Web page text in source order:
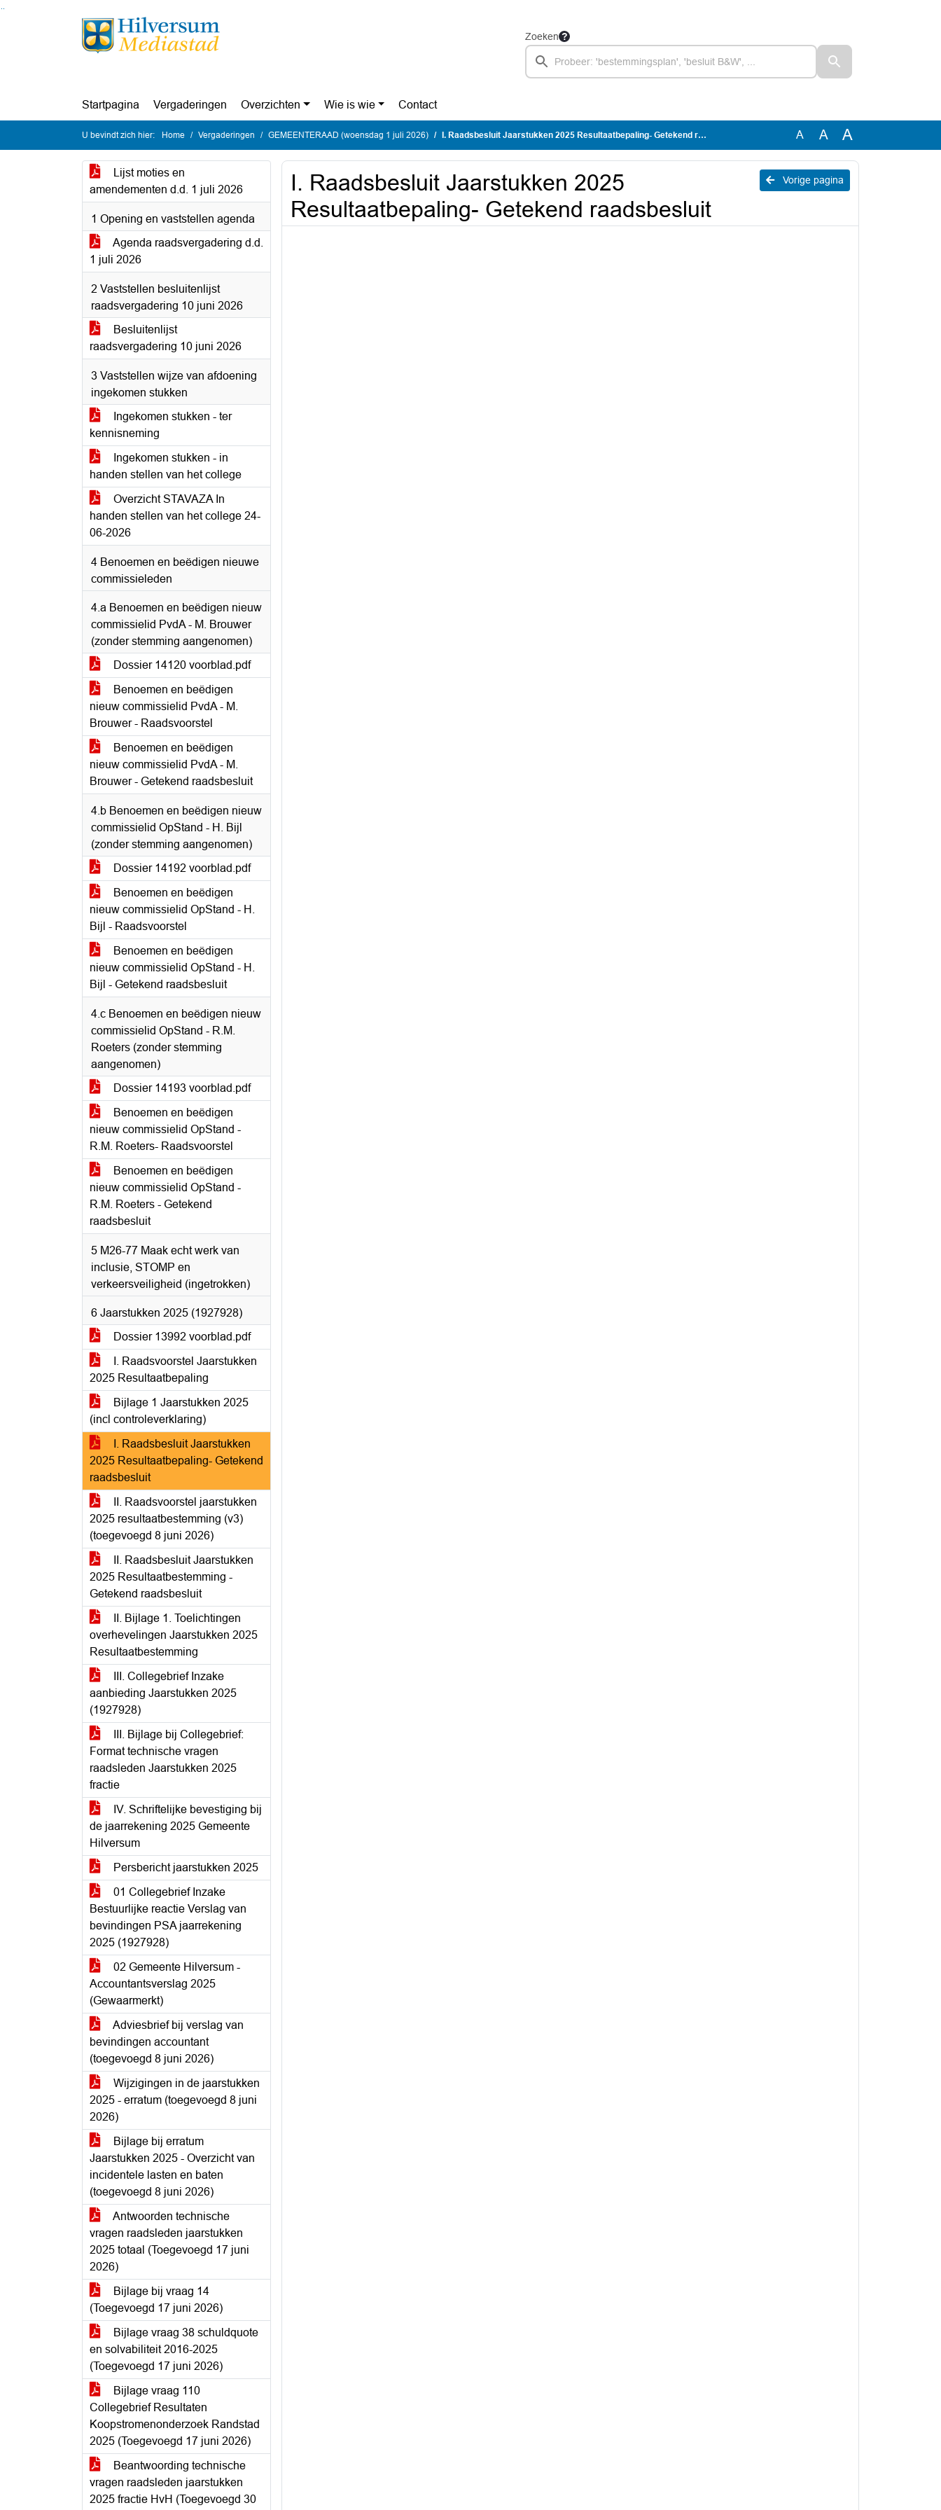
Ga naar de inhoud van deze pagina
Ga naar het zoeken
Ga naar het menu
Zoeken
Startpagina Vergaderingen Overzichten Wie is wie Contact
U bevindt zich hier: Home Vergaderingen GEMEENTERAAD (woensdag 1 juli 2026) I. Raadsbesluit Jaarstukken 2025 Resultaatbepaling- Getekend raadsbesluit A A A
Lijst moties en
amendementen d.d. 1 juli 2026
1 Opening en vaststellen agenda
Agenda raadsvergadering d.d.
1 juli 2026
2 Vaststellen besluitenlijst
raadsvergadering 10 juni 2026
Besluitenlijst
raadsvergadering 10 juni 2026
3 Vaststellen wijze van afdoening
ingekomen stukken
Ingekomen stukken - ter
kennisneming
Ingekomen stukken - in
handen stellen van het college
Overzicht STAVAZA In
handen stellen van het college 24-
06-2026
4 Benoemen en beëdigen nieuwe
commissieleden
4.a Benoemen en beëdigen nieuw
commissielid PvdA - M. Brouwer
(zonder stemming aangenomen)
Dossier 14120 voorblad.pdf
Benoemen en beëdigen
nieuw commissielid PvdA - M.
Brouwer - Raadsvoorstel
Benoemen en beëdigen
nieuw commissielid PvdA - M.
Brouwer - Getekend raadsbesluit
4.b Benoemen en beëdigen nieuw
commissielid OpStand - H. Bijl
(zonder stemming aangenomen)
Dossier 14192 voorblad.pdf
Benoemen en beëdigen
nieuw commissielid OpStand - H.
Bijl - Raadsvoorstel
Benoemen en beëdigen
nieuw commissielid OpStand - H.
Bijl - Getekend raadsbesluit
4.c Benoemen en beëdigen nieuw
commissielid OpStand - R.M.
Roeters (zonder stemming
aangenomen)
Dossier 14193 voorblad.pdf
Benoemen en beëdigen
nieuw commissielid OpStand -
R.M. Roeters- Raadsvoorstel
Benoemen en beëdigen
nieuw commissielid OpStand -
R.M. Roeters - Getekend
raadsbesluit
5 M26-77 Maak echt werk van
inclusie, STOMP en
verkeersveiligheid (ingetrokken)
6 Jaarstukken 2025 (1927928)
Dossier 13992 voorblad.pdf
I. Raadsvoorstel Jaarstukken
2025 Resultaatbepaling
Bijlage 1 Jaarstukken 2025
(incl controleverklaring)
I. Raadsbesluit Jaarstukken
2025 Resultaatbepaling- Getekend
raadsbesluit
II. Raadsvoorstel jaarstukken
2025 resultaatbestemming (v3)
(toegevoegd 8 juni 2026)
II. Raadsbesluit Jaarstukken
2025 Resultaatbestemming -
Getekend raadsbesluit
II. Bijlage 1. Toelichtingen
overhevelingen Jaarstukken 2025
Resultaatbestemming
III. Collegebrief Inzake
aanbieding Jaarstukken 2025
(1927928)
III. Bijlage bij Collegebrief:
Format technische vragen
raadsleden Jaarstukken 2025
fractie
IV. Schriftelijke bevestiging bij
de jaarrekening 2025 Gemeente
Hilversum
Persbericht jaarstukken 2025
01 Collegebrief Inzake
Bestuurlijke reactie Verslag van
bevindingen PSA jaarrekening
2025 (1927928)
02 Gemeente Hilversum -
Accountantsverslag 2025
(Gewaarmerkt)
Adviesbrief bij verslag van
bevindingen accountant
(toegevoegd 8 juni 2026)
Wijzigingen in de jaarstukken
2025 - erratum (toegevoegd 8 juni
2026)
Bijlage bij erratum
Jaarstukken 2025 - Overzicht van
incidentele lasten en baten
(toegevoegd 8 juni 2026)
Antwoorden technische
vragen raadsleden jaarstukken
2025 totaal (Toegevoegd 17 juni
2026)
Bijlage bij vraag 14
(Toegevoegd 17 juni 2026)
Bijlage vraag 38 schuldquote
en solvabiliteit 2016-2025
(Toegevoegd 17 juni 2026)
Bijlage vraag 110
Collegebrief Resultaten
Koopstromenonderzoek Randstad
2025 (Toegevoegd 17 juni 2026)
Beantwoording technische
vragen raadsleden jaarstukken
2025 fractie HvH (Toegevoegd 30
Vorige pagina
I. Raadsbesluit Jaarstukken 2025
Resultaatbepaling- Getekend raadsbesluit